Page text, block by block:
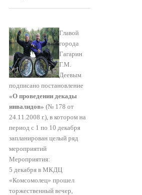
Главой
города
Гагарин
Г.М.
Деевым
подписано постановление
«О проведении декады
инвалидов» (№ 178 от
24.11.2008 г.), в котором на
период с 1 по 10 декабря
запланирован целый ряд
мероприятий
Мероприятия:
5 декабря в МКДЦ
«Комсомолец» прошел
торжественный вечер,